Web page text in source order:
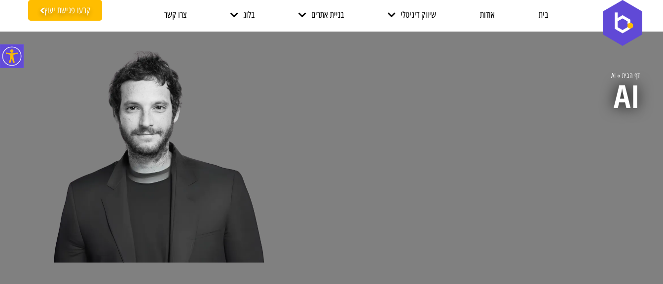
בית אודות שיווק דיגיטלי בניית אתרים בלוג צרו קשר קבעו פגישת יעוץ
דף הבית »
AIAI